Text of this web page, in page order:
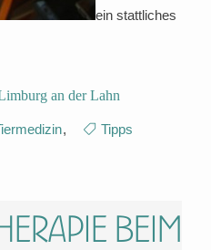
ein stattliches
an der Lahn
, Tipps
beim